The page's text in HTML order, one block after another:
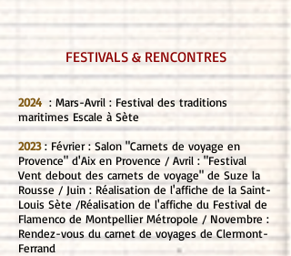
FESTIVALS & RENCONTRES
2024 : Mars-Avril : Festival des traditions
maritimes Escale à Sète
2023: Février : Salon "Carnets de voyage en
Provence" d'Aix en Provence / Avril : "Festival
Vent debout des carnets de voyage" de Suze la
Rousse / Juin : Réalisation de l'affiche de la Saint-
Louis Sète /Réalisation de l'affiche du Festival de
Flamenco de Montpellier Métropole / Novembre :
Rendez-vous du carnet de voyages de Clermont-
Ferrand